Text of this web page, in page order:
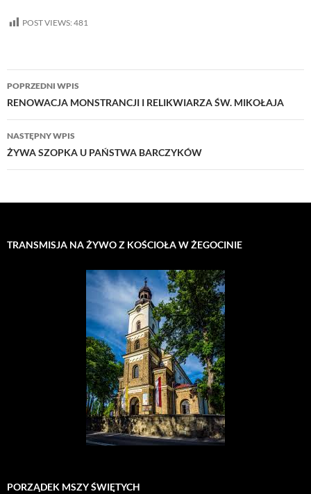
POST VIEWS: 481
Nawigacja
wpisu
POPRZEDNI WPIS
RENOWACJA MONSTRANCJI I RELIKWIARZA ŚW. MIKOŁAJA
NASTĘPNY WPIS
ŻYWA SZOPKA U PAŃSTWA BARCZYKÓW
TRANSMISJA NA ŻYWO Z KOŚCIOŁA W ŻEGOCINIE
PORZĄDEK MSZY ŚWIĘTYCH